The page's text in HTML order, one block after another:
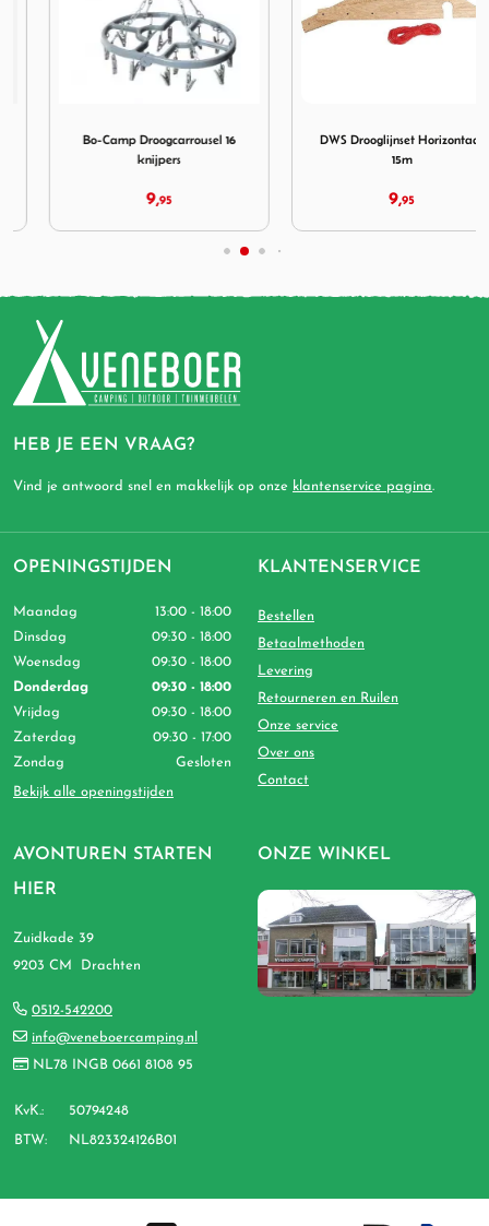
Bo-Camp Droogcarrousel 16
knijpers
DWS Drooglijnset Horizontaal
HEB JE EEN VRAAG?
Vind je antwoord snel en makkelijk op onze klantenservice pagina.
AVONTUREN STARTEN
HIER
Zuidkade 39
9203 CM Drachten
0512-542200
info@veneboercamping.nl
NL78 INGB 0661 8108 95
KvK.: 50794248
BTW: NL823324126B01
OPENINGSTIJDEN
Maandag
13:00 - 18:00
Dinsdag
09:30 - 18:00
Woensdag
09:30 - 18:00
Donderdag
09:30 - 18:00
Vrijdag
09:30 - 18:00
Zaterdag
09:30 - 17:00
Zondag
Gesloten
Bekijk alle openingstijden
KLANTENSERVICE
Bestellen
Betaalmethoden
Levering
Retourneren en Ruilen
Onze service
Over ons
Contact
ONZE WINKEL